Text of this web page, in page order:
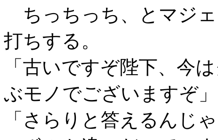
ちっちっち、とマジ
打ちする。
「古いですぞ陛下、今
ぶモノでございますぞ」
「さらりと答えるんじ